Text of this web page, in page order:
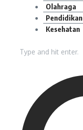
Olahraga
Pendidikan
Kesehatan
untuk: